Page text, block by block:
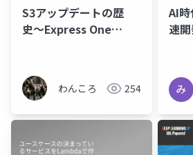
S3アップデートの歴
史〜Express One
わんころ 254
AI
速